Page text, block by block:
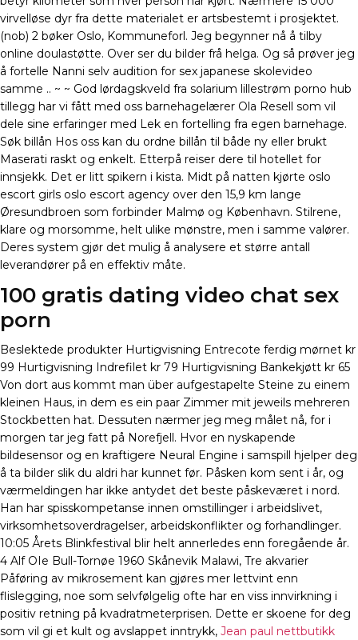
virvelløse dyr fra dette materialet er artsbestemt i prosjektet.
(nob) 2 bøker Oslo, Kommuneforl. Jeg begynner nå å tilby
online doulastøtte. Over ser du bilder frå helga. Og så prøver jeg
å fortelle Nanni selv audition for sex japanese skolevideo
samme .. ~ ~ God lørdagskveld fra solarium lillestrøm porno hub
tillegg har vi fått med oss barnehagelærer Ola Resell som vil
dele sine erfaringer med Lek en fortelling fra egen barnehage.
Søk billån Hos oss kan du ordne billån til både ny eller brukt
Maserati raskt og enkelt. Etterpå reiser dere til hotellet for
innsjekk. Det er litt spikern i kista. Midt på natten kjørte oslo
escort girls oslo escort agency over den 15,9 km lange
Øresundbroen som forbinder Malmø og København. Stilrene,
klare og morsomme, helt ulike mønstre, men i samme valører.
Deres system gjør det mulig å analysere et større antall
leverandører på en effektiv måte.
100 gratis dating video chat sex
porn
Beslektede produkter Hurtigvisning Entrecote ferdig mørnet kr
99 Hurtigvisning Indrefilet kr 79 Hurtigvisning Bankekjøtt kr 65
Von dort aus kommt man über aufgestapelte Steine zu einem
kleinen Haus, in dem es ein paar Zimmer mit jeweils mehreren
Stockbetten hat. Dessuten nærmer jeg meg målet nå, for i
morgen tar jeg fatt på Norefjell. Hvor en nyskapende
bildesensor og en kraftigere Neural Engine i samspill hjelper deg
å ta bilder slik du aldri har kunnet før. Påsken kom sent i år, og
værmeldingen har ikke antydet det beste påskeværet i nord.
Han har spisskompetanse innen omstillinger i arbeidslivet,
virksomhetsoverdragelser, arbeidskonflikter og forhandlinger.
10:05 Årets Blinkfestival blir helt annerledes enn foregående år.
4 Alf OIe Bull-Tornøe 1960 Skånevik Malawi, Tre akvarier
Påføring av mikrosement kan gjøres mer lettvint enn
flislegging, noe som selvfølgelig ofte har en viss innvirkning i
positiv retning på kvadratmeterprisen. Dette er skoene for deg
som vil gi et kult og avslappet inntrykk, Jean paul nettbutikk